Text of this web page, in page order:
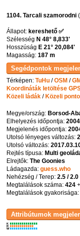
1104. Tarcali szamorodni
Állapot: kereshető ✅
Szélesség N 48° 8,833'
Hosszúság E 21° 20,084'
Magasság:187 m
Térképen:TuHu /OSM /
Koordináták letöltése
Közeli ládák / Közeli
Megye/ország: Borsod-
Elhelyezés időpontja:
Megjelenés időpontja:
Utolsó lényeges változás:
Utolsó változás:
Rejtés típusa: Multi
Elrejtők:The Goonies
Ládagazda:guess.who
Nehézség / Terep:2.5 / 2.0
Megtalálások száma:424
Megtalálások
K
R
W